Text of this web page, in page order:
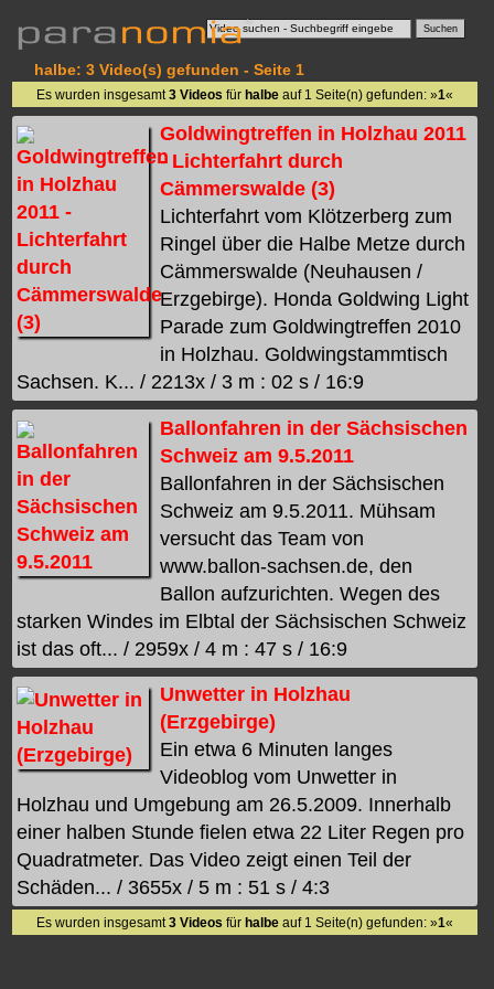
halbe: 3 Video(s) gefunden - Seite 1
Es wurden insgesamt 3 Videos für halbeauf 1 Seite(n) gefunden: »1«
Goldwingtreffen in Holzhau 2011
- Lichterfahrt durch
Cämmerswalde (3)
Lichterfahrt vom Klötzerberg zum
Ringel über die Halbe Metze durch
Cämmerswalde (Neuhausen /
Erzgebirge). Honda Goldwing Light
Parade zum Goldwingtreffen 2010
in Holzhau. Goldwingstammtisch
Sachsen. K... / 2213x / 3 m : 02 s / 16:9
Ballonfahren in der Sächsischen
Schweiz am 9.5.2011
Ballonfahren in der Sächsischen
Schweiz am 9.5.2011. Mühsam
versucht das Team von
www.ballon-sachsen.de, den
Ballon aufzurichten. Wegen des
starken Windes im Elbtal der Sächsischen Schweiz
ist das oft... / 2959x / 4 m : 47 s / 16:9
Unwetter in Holzhau
(Erzgebirge)
Ein etwa 6 Minuten langes
Videoblog vom Unwetter in
Holzhau und Umgebung am 26.5.2009. Innerhalb
einer halben Stunde fielen etwa 22 Liter Regen pro
Quadratmeter. Das Video zeigt einen Teil der
Schäden... / 3655x / 5 m : 51 s / 4:3
Es wurden insgesamt 3 Videos für halbeauf 1 Seite(n) gefunden: »1«